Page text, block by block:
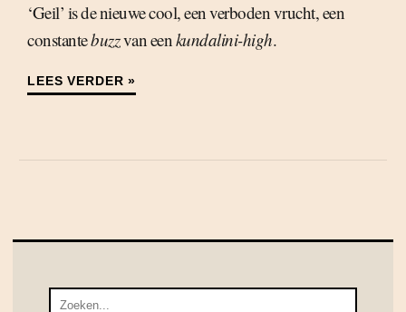
‘Geil’ is de nieuwe cool, een verboden vrucht, een
constantebuzzvan eenkundalini-high.
LEES VERDER »